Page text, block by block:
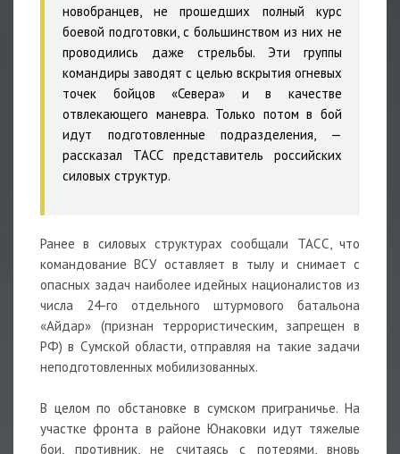
новобранцев, не прошедших полный курс
боевой подготовки, с большинством из них не
проводились даже стрельбы. Эти группы
командиры заводят с целью вскрытия огневых
точек бойцов «Севера» и в качестве
отвлекающего маневра. Только потом в бой
идут подготовленные подразделения,
—
рассказал ТАССпредставитель российских
силовых структур.
Ранее в силовых структурах сообщали ТАСС, что
командование ВСУ оставляет в тылу и снимает с
опасных задач наиболее идейных националистов из
числа 24-го отдельного штурмового батальона
«Айдар» (признан террористическим, запрещен в
РФ) в Сумской области, отправляя на такие задачи
неподготовленных мобилизованных.
В целом по обстановке в сумском приграничье. На
участке фронта в районе Юнаковки идут тяжелые
бои, противник, не считаясь с потерями, вновь